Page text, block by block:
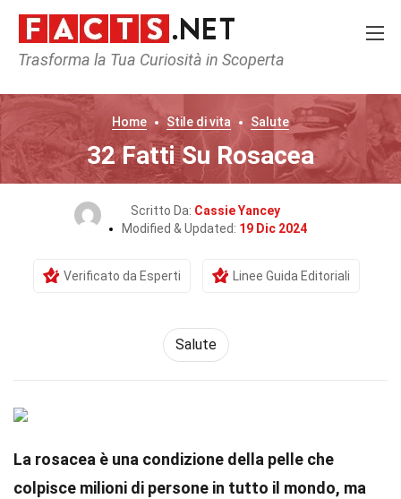
Trasforma la Tua Curiosità in Scoperta
Home Stile di vita Salute
32 Fatti Su Rosacea
Scritto Da: Cassie Yancey
Modified & Updated: 19 Dic 2024
Verificato da Esperti Linee Guida Editoriali
Salute
La rosacea è una condizione della pelle che
colpisce milioni di persone in tutto il mondo, ma